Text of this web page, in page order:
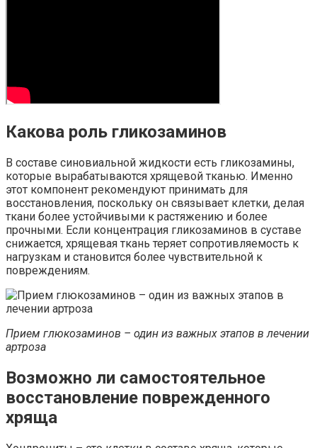
Какова роль гликозаминов
В составе синовиальной жидкости есть гликозамины,
которые вырабатываются хрящевой тканью. Именно
этот компонент рекомендуют принимать для
восстановления, поскольку он связывает клетки, делая
ткани более устойчивыми к растяжению и более
прочными. Если концентрация гликозаминов в суставе
снижается, хрящевая ткань теряет сопротивляемость к
нагрузкам и становится более чувствительной к
повреждениям.
Прием глюкозаминов – один из важных этапов в лечении
артроза
Возможно ли самостоятельное
восстановление поврежденного
хряща